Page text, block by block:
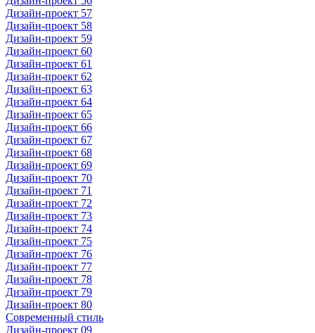
Дизайн-проект 57
Дизайн-проект 58
Дизайн-проект 59
Дизайн-проект 60
Дизайн-проект 61
Дизайн-проект 62
Дизайн-проект 63
Дизайн-проект 64
Дизайн-проект 65
Дизайн-проект 66
Дизайн-проект 67
Дизайн-проект 68
Дизайн-проект 69
Дизайн-проект 70
Дизайн-проект 71
Дизайн-проект 72
Дизайн-проект 73
Дизайн-проект 74
Дизайн-проект 75
Дизайн-проект 76
Дизайн-проект 77
Дизайн-проект 78
Дизайн-проект 79
Дизайн-проект 80
Современный стиль
Дизайн-проект 09